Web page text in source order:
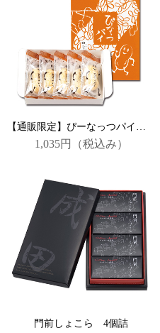
1,035円 （税込み）
門前しょこら 4個詰